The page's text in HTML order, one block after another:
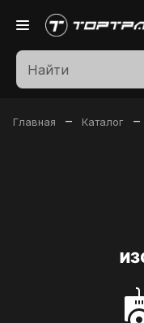
Главная – Каталог –